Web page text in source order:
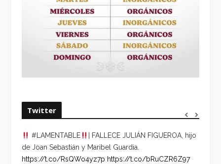
Twitter
#LAMENTABLE
| FALLECE JULIÁN FIGUEROA, hijo
de Joan Sebastián y Maribel Guardia.
https://t.co/RsQWo4yz7p https://t.co/bRuCZR6Z97